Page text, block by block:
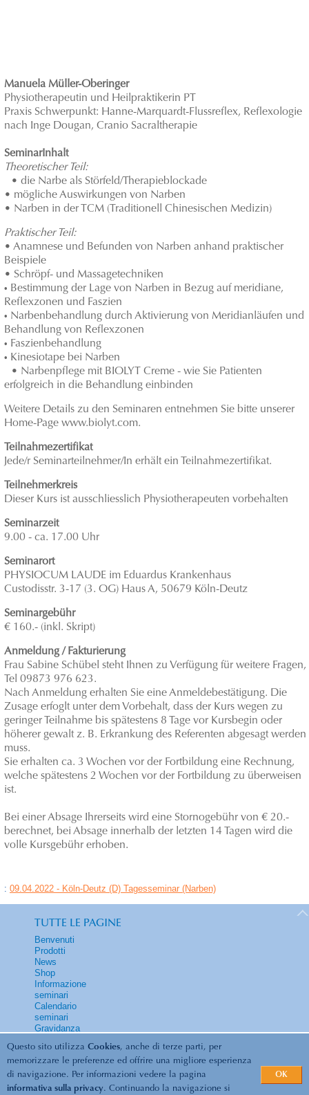
Questo sito utilizza Cookies, anche di terze parti, per
memorizzare le preferenze ed offrire una migliore esperienza
di navigazione. Per informazioni vedere la pagina
informativa sulla privacy. Continuando la navigazione si
OK
Manuela Müller-Oberinger
Physiotherapeutin und Heilpraktikerin PT
Praxis Schwerpunkt: Hanne-Marquardt-Flussreflex, Reflexologie
nach Inge Dougan, Cranio Sacraltherapie
SeminarInhalt
Theoretischer Teil:
• die Narbe als Störfeld/Therapieblockade
• mögliche Auswirkungen von Narben
• Narben in der TCM (Traditionell Chinesischen Medizin)
Praktischer Teil:
• Anamnese und Befunden von Narben anhand praktischer
Beispiele
• Schröpf- und Massagetechniken
• Bestimmung der Lage von Narben in Bezug auf meridiane,
Reflexzonen und Faszien
• Narbenbehandlung durch Aktivierung von Meridianläufen und
Behandlung von Reflexzonen
• Faszienbehandlung
• Kinesiotape bei Narben
• Narbenpflege mit BIOLYT Creme - wie Sie Patienten
erfolgreich in die Behandlung einbinden
Weitere Details zu den Seminaren entnehmen Sie bitte unserer
Home-Page www.biolyt.com.
Teilnahmezertifikat
Jede/r Seminarteilnehmer/In erhält ein Teilnahmezertifikat.
Teilnehmerkreis
Dieser Kurs ist ausschliesslich Physiotherapeuten vorbehalten
Seminarzeit
9.00 - ca. 17.00 Uhr
Seminarort
PHYSIOCUM LAUDE im Eduardus Krankenhaus
Custodisstr. 3-17 (3. OG) Haus A, 50679 Köln-Deutz
Seminargebühr
€ 160.- (inkl. Skript)
Anmeldung / Fakturierung
Frau Sabine Schübel steht Ihnen zu Verfügung für weitere Fragen,
Tel 09873 976 623.
Nach Anmeldung erhalten Sie eine Anmeldebestätigung. Die
Zusage erfoglt unter dem Vorbehalt, dass der Kurs wegen zu
geringer Teilnahme bis spätestens 8 Tage vor Kursbegin oder
höherer gewalt z. B. Erkrankung des Referenten abgesagt werden
muss.
Sie erhalten ca. 3 Wochen vor der Fortbildung eine Rechnung,
welche spätestens 2 Wochen vor der Fortbildung zu überweisen
ist.
Bei einer Absage Ihrerseits wird eine Stornogebühr von € 20.-
berechnet, bei Absage innerhalb der letzten 14 Tagen wird die
volle Kursgebühr erhoben.
: 09.04.2022 - Köln-Deutz (D) Tagesseminar (Narben)
TUTTE LE PAGINE
Benvenuti
Prodotti
News
Shop
Informazione
seminari
Calendario
seminari
Gravidanza
© 2026 Biolyt | Energia vitale... e benessere... /